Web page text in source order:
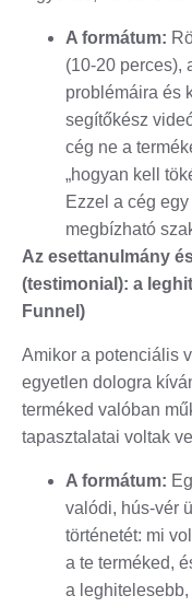
A formátum:
(10-20 perces),
problémáira és
segítőkész
cég ne a
„hogyan kell
Ezzel a cég
megbízható
Az esettanulmány
(testimonial): a
Funnel)
Amikor a potenciális
egyetlen dologra
terméked valóban
tapasztalatai voltak
A formátum:
valódi, hús-vér
történetét: mi
a te terméked,
a